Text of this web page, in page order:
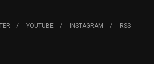
YOUTUBE INSTAGRAM RSS